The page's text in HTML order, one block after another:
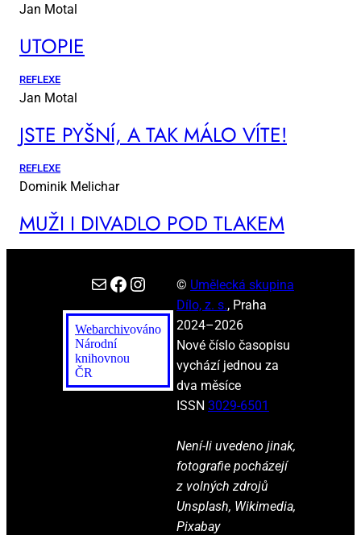
Jan Motal
UTO­PIE
REFLEXE
Jan Motal
JSTE PYŠ­NÍ, A TAK MÁ­LO VÍ­TE!
REFLEXE
Dominik Melichar
MUŽI I DI­VA­DLO POD TLA­KEM
E-mail Facebook Instagram
Webarchivováno
Národní
knihovnou
ČR
© Umělecká skupina
Dílo, z. s., Praha
2024–2026
Nové číslo časopisu
vychází jednou za
dva měsíce
ISSN 3029-6501
Není-li uvedeno jinak,
fotografie pocházejí
z volných zdrojů
Unsplash, Wikimedia,
Pixabay